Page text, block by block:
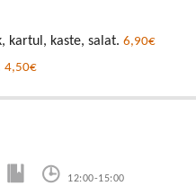
kartul, kaste, salat. 6,90€
4,50€
12:00-15:00